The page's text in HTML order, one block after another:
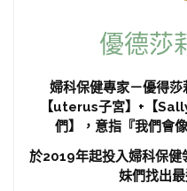
優德莎
婦科保健專家－優得
【uterus子宮】+【
們】，意指『我們會
於2019年起投入婦科保健
妹們找出